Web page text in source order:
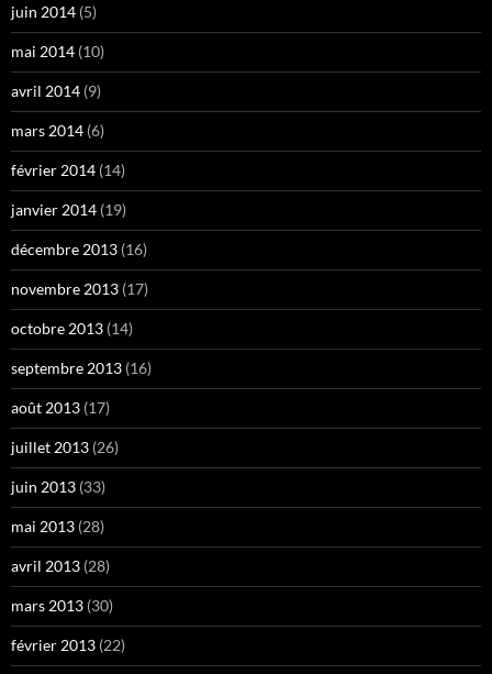
juin 2014 (5)
mai 2014 (10)
avril 2014 (9)
mars 2014 (6)
février 2014 (14)
janvier 2014 (19)
décembre 2013 (16)
novembre 2013 (17)
octobre 2013 (14)
septembre 2013 (16)
août 2013 (17)
juillet 2013 (26)
juin 2013 (33)
mai 2013 (28)
avril 2013 (28)
mars 2013 (30)
février 2013 (22)